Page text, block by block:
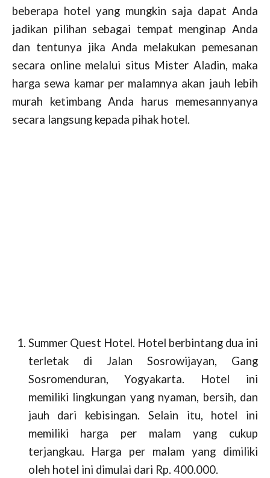
beberapa hotel yang mungkin saja dapat Anda
jadikan pilihan sebagai tempat menginap Anda
dan tentunya jika Anda melakukan pemesanan
secara online melalui situs Mister Aladin, maka
harga sewa kamar per malamnya akan jauh lebih
murah ketimbang Anda harus memesannyanya
secara langsung kepada pihak hotel.
Summer Quest Hotel. Hotel berbintang dua ini
terletak di Jalan Sosrowijayan, Gang
Sosromenduran, Yogyakarta. Hotel ini
memiliki lingkungan yang nyaman, bersih, dan
jauh dari kebisingan. Selain itu, hotel ini
memiliki harga per malam yang cukup
terjangkau. Harga per malam yang dimiliki
oleh hotel ini dimulai dari Rp. 400.000.